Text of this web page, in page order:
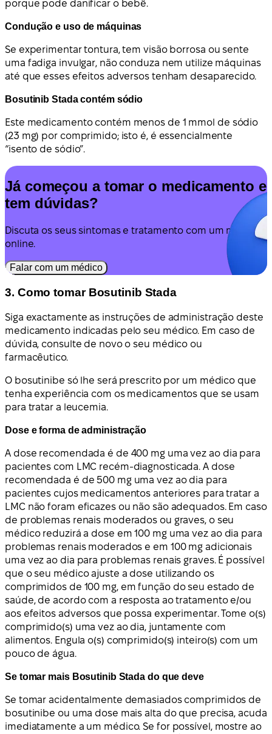
porque pode danificar o bebê.
Condução e uso de máquinas
Se experimentar tontura, tem visão borrosa ou sente
uma fadiga invulgar, não conduza nem utilize máquinas
até que esses efeitos adversos tenham desaparecido.
Bosutinib Stada contém sódio
Este medicamento contém menos de 1 mmol de sódio
(23 mg) por comprimido; isto é, é essencialmente
“isento de sódio”.
Já começou a tomar o medicamento e
tem dúvidas?
Discuta os seus sintomas e tratamento com um médico
online.
Falar com um médico
3. Como tomar Bosutinib Stada
Siga exactamente as instruções de administração deste
medicamento indicadas pelo seu médico. Em caso de
dúvida, consulte de novo o seu médico ou
farmacêutico.
O bosutinibe só lhe será prescrito por um médico que
tenha experiência com os medicamentos que se usam
para tratar a leucemia.
Dose e forma de administração
A dose recomendada é de 400 mg uma vez ao dia para
pacientes com LMC recém-diagnosticada. A dose
recomendada é de 500 mg uma vez ao dia para
pacientes cujos medicamentos anteriores para tratar a
LMC não foram eficazes ou não são adequados. Em caso
de problemas renais moderados ou graves, o seu
médico reduzirá a dose em 100 mg uma vez ao dia para
problemas renais moderados e em 100 mg adicionais
uma vez ao dia para problemas renais graves. É possível
que o seu médico ajuste a dose utilizando os
comprimidos de 100 mg, em função do seu estado de
saúde, de acordo com a resposta ao tratamento e/ou
aos efeitos adversos que possa experimentar. Tome o(s)
comprimido(s) uma vez ao dia, juntamente com
alimentos. Engula o(s) comprimido(s) inteiro(s) com um
pouco de água.
Se tomar mais Bosutinib Stada do que deve
Se tomar acidentalmente demasiados comprimidos de
bosutinibe ou uma dose mais alta do que precisa, acuda
imediatamente a um médico. Se for possível, mostre ao